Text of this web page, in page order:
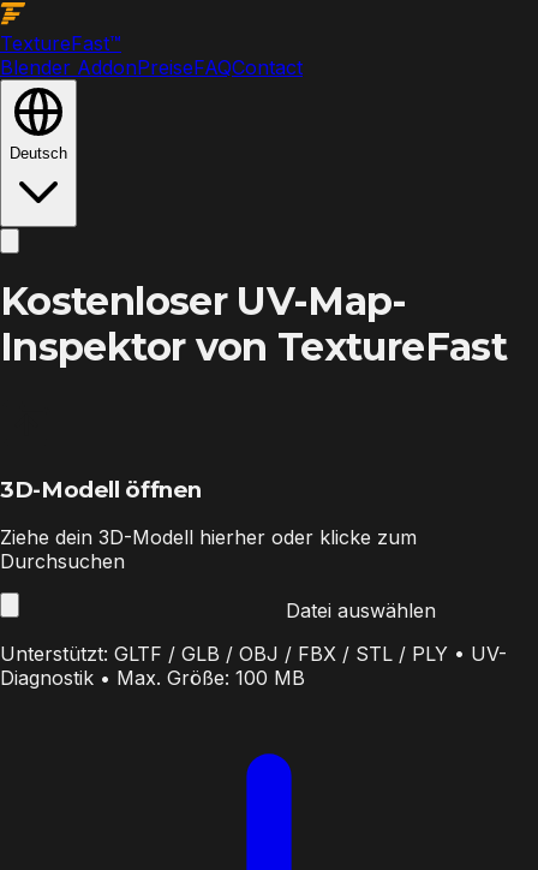
TextureFast™
Blender AddonPreiseFAQContact
Deutsch
Kostenloser UV-Map-
Inspektor von TextureFast
3D-Modell öffnen
Ziehe dein 3D-Modell hierher oder klicke zum
Durchsuchen
Datei auswählen
Unterstützt: GLTF / GLB / OBJ / FBX / STL / PLY • UV-
Diagnostik • Max. Größe: 100 MB